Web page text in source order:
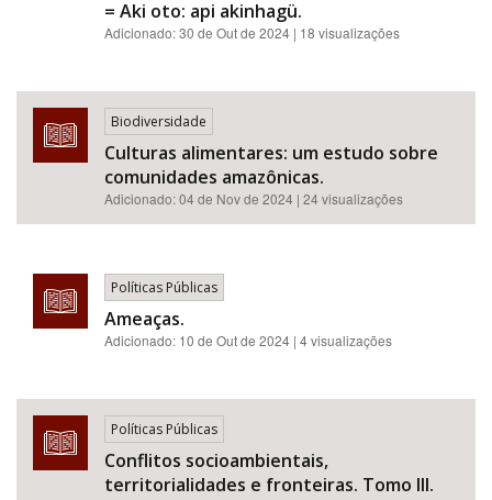
= Aki oto: api akinhagü.
Adicionado:30 de Out de 2024 | 18 visualizações
Biodiversidade
Culturas alimentares: um estudo sobre
comunidades amazônicas.
Adicionado:04 de Nov de 2024 | 24 visualizações
Políticas Públicas
Ameaças.
Adicionado: 10 de Out de 2024 | 4 visualizações
Políticas Públicas
Conflitos socioambientais,
territorialidades e fronteiras. Tomo III.